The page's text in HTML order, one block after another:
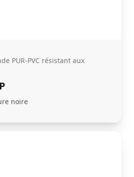
PUR-PVC résistant aux
noire